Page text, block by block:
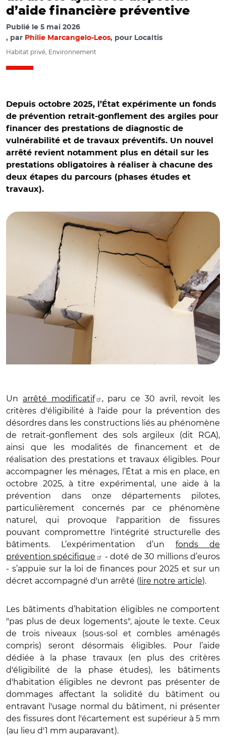
d’aide financière préventive
Publié le 5 mai 2026
par Philie Marcangelo-Leos, pour Localtis
Habitat privé, Environnement
Depuis octobre 2025, l’État expérimente un fonds
de prévention retrait-gonflement des argiles pour
financer des prestations de diagnostic de
vulnérabilité et de travaux préventifs. Un nouvel
arrêté revient notamment plus en détail sur les
prestations obligatoires à réaliser à chacune des
deux étapes du parcours (phases études et
travaux).
Un arrêté modificatif
, paru ce 30 avril, revoit les
critères d'éligibilité à l'aide pour la prévention des
désordres dans les constructions liés au phénomène
de retrait-gonflement des sols argileux (dit RGA),
ainsi que les modalités de financement et de
réalisation des prestations et travaux éligibles. Pour
accompagner les ménages, l’État a mis en place, en
octobre 2025, à titre expérimental, une aide à la
prévention dans onze départements pilotes,
particulièrement concernés par ce phénomène
naturel, qui provoque l'apparition de fissures
pouvant compromettre l'intégrité structurelle des
bâtiments. L’expérimentation d’un fonds de
prévention spécifique
- doté de 30 millions d’euros
- s’appuie sur la loi de finances pour 2025 et sur un
décret accompagné d'un arrêté ( lire notre article).
Les bâtiments d’habitation éligibles ne comportent
"pas plus de deux logements", ajoute le texte. Ceux
de trois niveaux (sous-sol et combles aménagés
compris) seront désormais éligibles. Pour l’aide
dédiée à la phase travaux (en plus des critères
d'éligibilité de la phase études), les bâtiments
d'habitation éligibles ne devront pas présenter de
dommages affectant la solidité du bâtiment ou
entravant l'usage normal du bâtiment, ni présenter
des fissures dont l'écartement est supérieur à 5 mm
(au lieu d'1 mm auparavant).